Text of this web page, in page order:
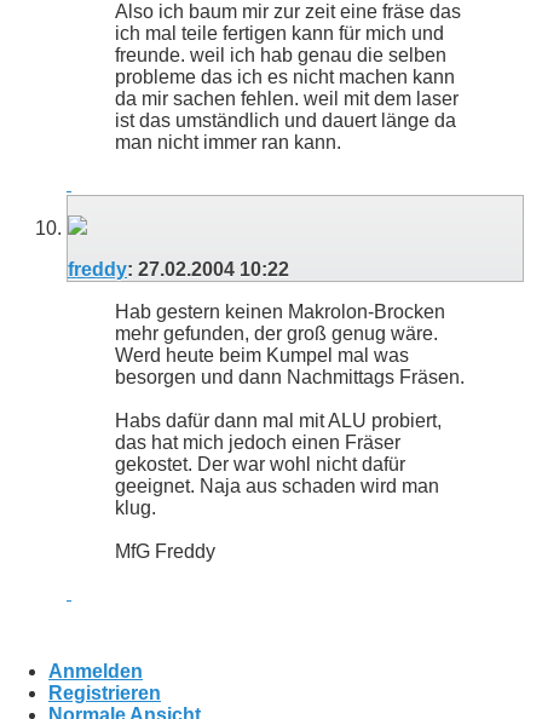
Also ich baum mir zur zeit eine fräse das
ich mal teile fertigen kann für mich und
freunde. weil ich hab genau die selben
probleme das ich es nicht machen kann
da mir sachen fehlen. weil mit dem laser
ist das umständlich und dauert länge da
man nicht immer ran kann.
freddy: 27.02.2004 10:22
Hab gestern keinen Makrolon-Brocken
mehr gefunden, der groß genug wäre.
Werd heute beim Kumpel mal was
besorgen und dann Nachmittags Fräsen.
Habs dafür dann mal mit ALU probiert,
das hat mich jedoch einen Fräser
gekostet. Der war wohl nicht dafür
geeignet. Naja aus schaden wird man
klug.
MfG Freddy
Anmelden
Registrieren
Normale Ansicht